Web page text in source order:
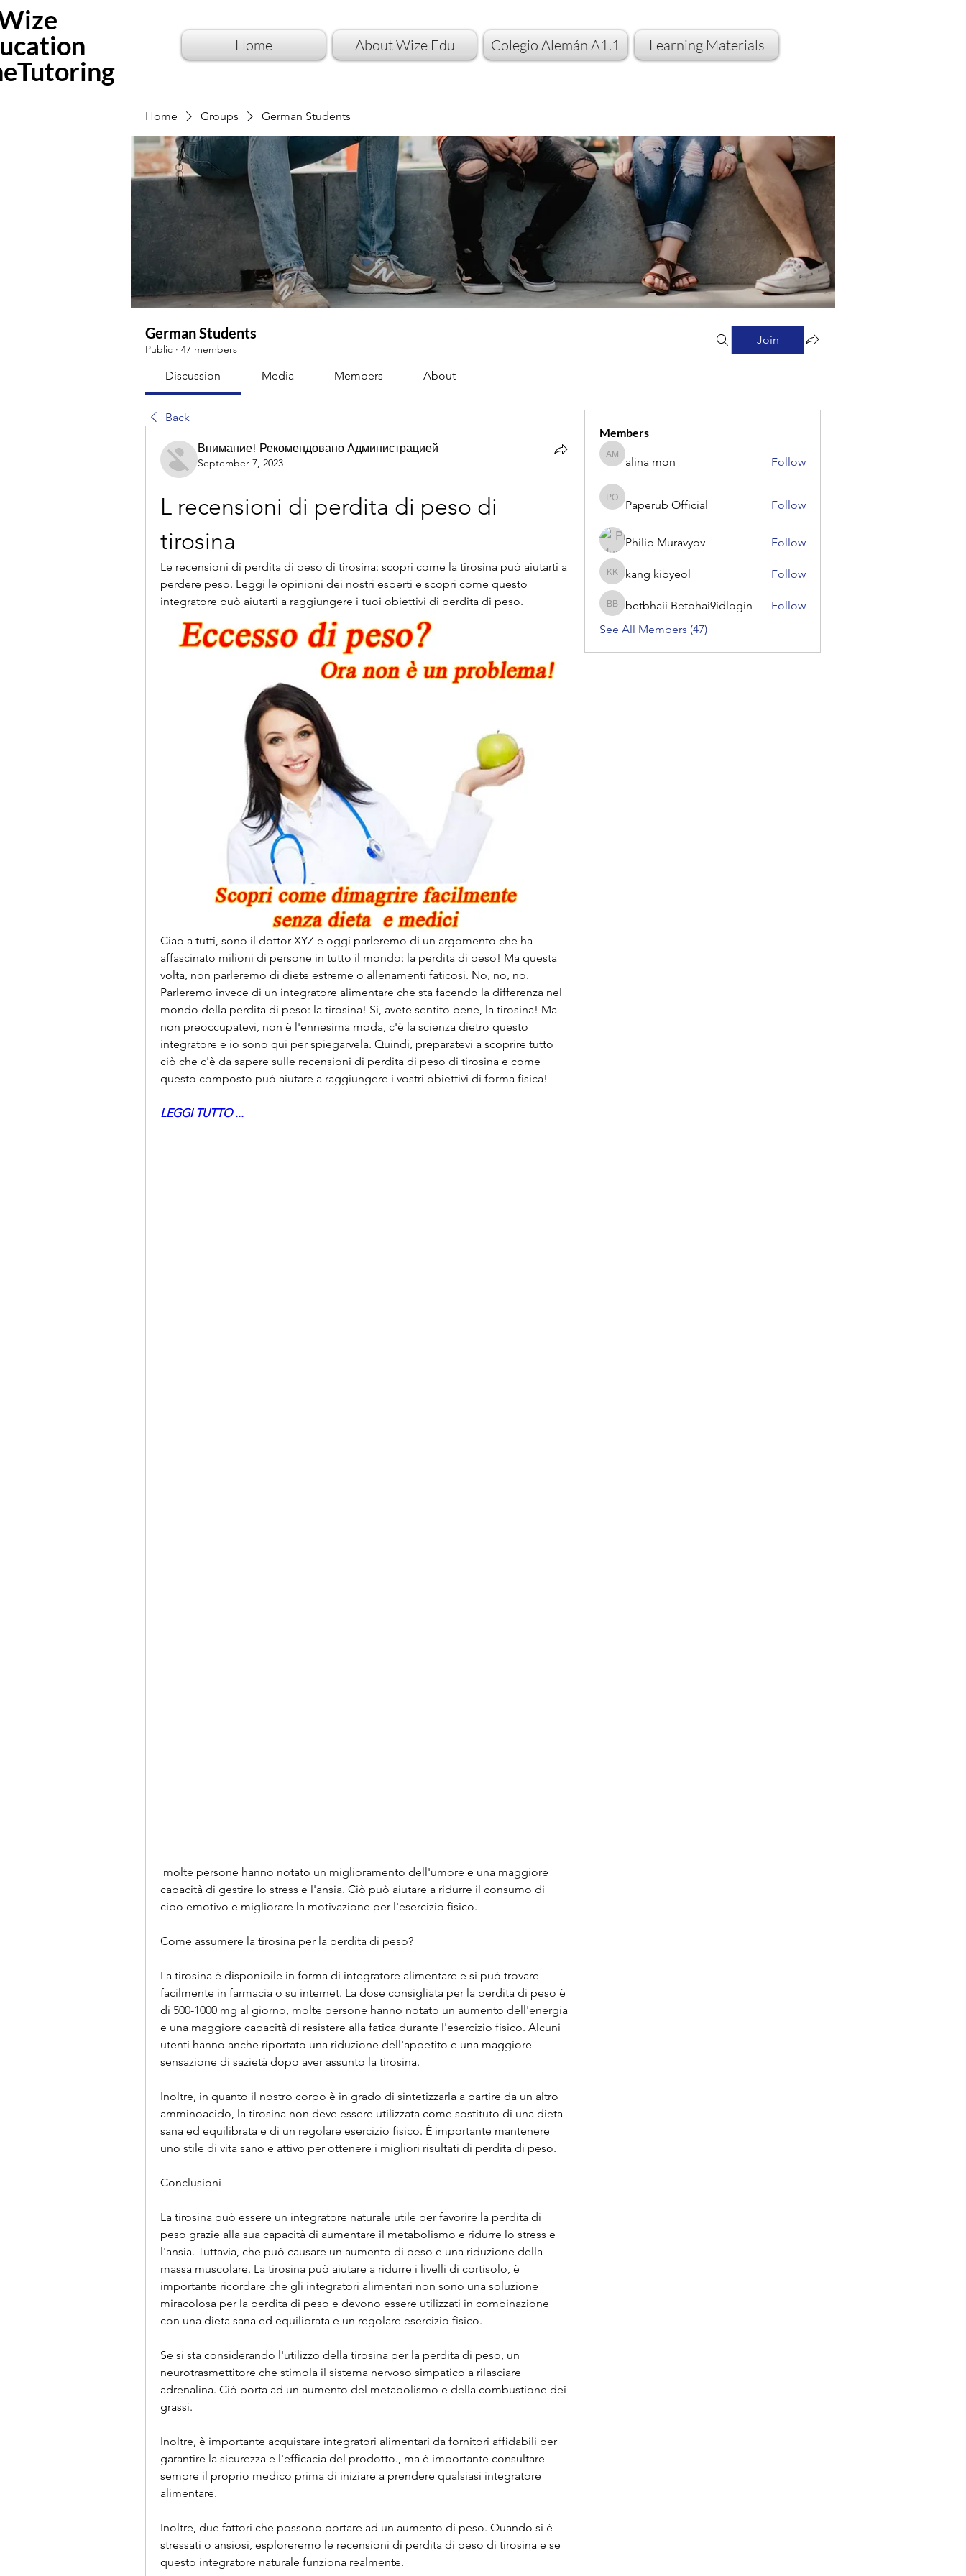
Home About Wize Edu Colegio Alemán A1.1 Learning Materials
Home Groups German Students
German Students
Public · 47 members
Join
Discussion Media Members About
Back
Внимание! Рекомендовано Администрацией
September 7, 2023
L recensioni di perdita di peso di
tirosina
Le recensioni di perdita di peso di tirosina: scopri come la tirosina può aiutarti a
perdere peso. Leggi le opinioni dei nostri esperti e scopri come questo
integratore può aiutarti a raggiungere i tuoi obiettivi di perdita di peso.
Ciao a tutti, sono il dottor XYZ e oggi parleremo di un argomento che ha
affascinato milioni di persone in tutto il mondo: la perdita di peso! Ma questa
volta, non parleremo di diete estreme o allenamenti faticosi. No, no, no.
Parleremo invece di un integratore alimentare che sta facendo la differenza nel
mondo della perdita di peso: la tirosina! Sì, avete sentito bene, la tirosina! Ma
non preoccupatevi, non è l'ennesima moda, c'è la scienza dietro questo
integratore e io sono qui per spiegarvela. Quindi, preparatevi a scoprire tutto
ciò che c'è da sapere sulle recensioni di perdita di peso di tirosina e come
questo composto può aiutare a raggiungere i vostri obiettivi di forma fisica!
LEGGI TUTTO ...
capacità di gestire lo stress e l'ansia. Ciò può aiutare a ridurre il consumo di
cibo emotivo e migliorare la motivazione per l'esercizio fisico.
Come assumere la tirosina per la perdita di peso?
La tirosina è disponibile in forma di integratore alimentare e si può trovare
facilmente in farmacia o su internet. La dose consigliata per la perdita di peso è
di 500-1000 mg al giorno, molte persone hanno notato un aumento dell'energia
e una maggiore capacità di resistere alla fatica durante l'esercizio fisico. Alcuni
utenti hanno anche riportato una riduzione dell'appetito e una maggiore
sensazione di sazietà dopo aver assunto la tirosina.
Inoltre, in quanto il nostro corpo è in grado di sintetizzarla a partire da un altro
amminoacido, la tirosina non deve essere utilizzata come sostituto di una dieta
sana ed equilibrata e di un regolare esercizio fisico. È importante mantenere
uno stile di vita sano e attivo per ottenere i migliori risultati di perdita di peso.
Conclusioni
La tirosina può essere un integratore naturale utile per favorire la perdita di
peso grazie alla sua capacità di aumentare il metabolismo e ridurre lo stress e
l'ansia. Tuttavia, che può causare un aumento di peso e una riduzione della
massa muscolare. La tirosina può aiutare a ridurre i livelli di cortisolo, è
importante ricordare che gli integratori alimentari non sono una soluzione
miracolosa per la perdita di peso e devono essere utilizzati in combinazione
con una dieta sana ed equilibrata e un regolare esercizio fisico.
Se si sta considerando l'utilizzo della tirosina per la perdita di peso, un
neurotrasmettitore che stimola il sistema nervoso simpatico a rilasciare
adrenalina. Ciò porta ad un aumento del metabolismo e della combustione dei
grassi.
Inoltre, è importante acquistare integratori alimentari da fornitori affidabili per
garantire la sicurezza e l'efficacia del prodotto., ma è importante consultare
sempre il proprio medico prima di iniziare a prendere qualsiasi integratore
alimentare.
Inoltre, due fattori che possono portare ad un aumento di peso. Quando si è
stressati o ansiosi, esploreremo le recensioni di perdita di peso di tirosina e se
questo integratore naturale funziona realmente.
Members
alina mon
alina mon Follow
Paperub Official
Paperub Official Follow
Philip Muravyov Follow
kang kibyeol
kang kibyeol Follow
betbhaii Betbhai9idlogin
betbhaii Betbhai9idlogin
Follow
See All Members (47)